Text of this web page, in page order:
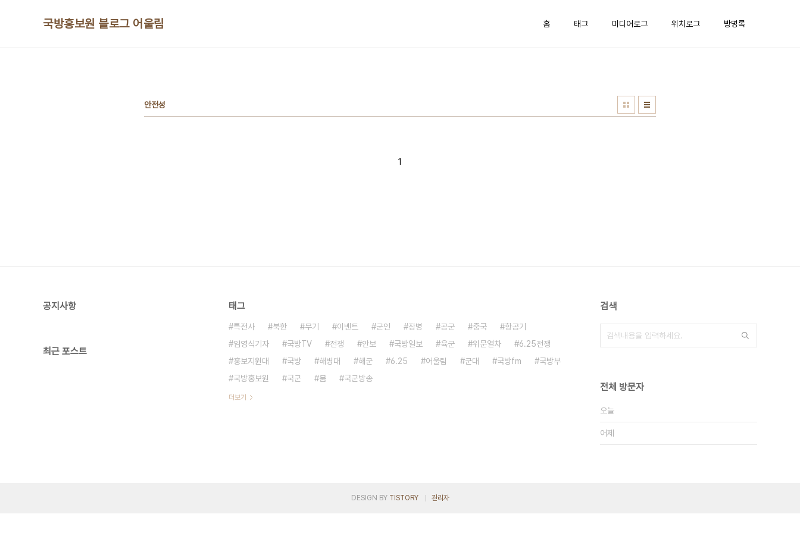
국방홍보원 블로그 어울림 홈 태그 미디어로그 위치로그 방명록
안전성
1
공지사항
최근 포스트
태그
특전사 북한 무기 이벤트 군인 장병 공군 중국
항공기
임영식기자
국방TV 전쟁 안보 국방일보 육군 위문열차
6.25전쟁
홍보지원대
국방 해병대 해군 6.25 어울림 군대 국방fm
국방부
국방홍보원
국군 붐 국군방송
더보기
검색
전체 방문자
오늘
어제
DESIGN BY TISTORY 관리자